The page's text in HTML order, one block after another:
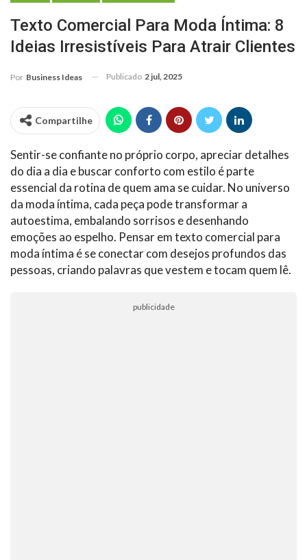
Texto Comercial Para Moda Íntima: 8
Ideias Irresistíveis Para Atrair Clientes
Por Business Ideas Publicado 2 jul, 2025
Compartilhe
Sentir-se confiante no próprio corpo, apreciar detalhes
do dia a dia e buscar conforto com estilo é parte
essencial da rotina de quem ama se cuidar. No universo
da moda íntima, cada peça pode transformar a
autoestima, embalando sorrisos e desenhando
emoções ao espelho. Pensar em texto comercial para
moda íntima é se conectar com desejos profundos das
pessoas, criando palavras que vestem e tocam quem lê.
publicidade